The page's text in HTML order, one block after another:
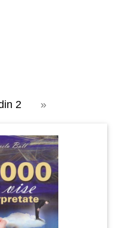
2 »